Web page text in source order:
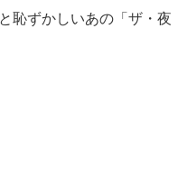
恥ずかしいあの「ザ・夜